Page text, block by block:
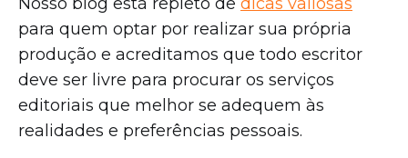
para quem optar por realizar sua própria
produção e acreditamos que todo escritor
deve ser livre para procurar os serviços
editoriais que melhor se adequem às
realidades e preferências pessoais.